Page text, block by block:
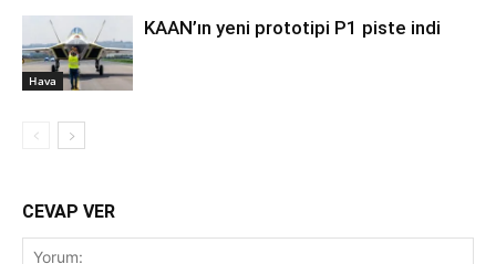
Hava
KAAN’ın yeni prototipi P1 piste indi
CEVAP VER